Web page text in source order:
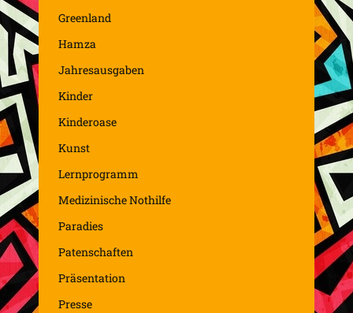
Greenland
Hamza
Jahresausgaben
Kinder
Kinderoase
Kunst
Lernprogramm
Medizinische Nothilfe
Paradies
Patenschaften
Präsentation
Presse